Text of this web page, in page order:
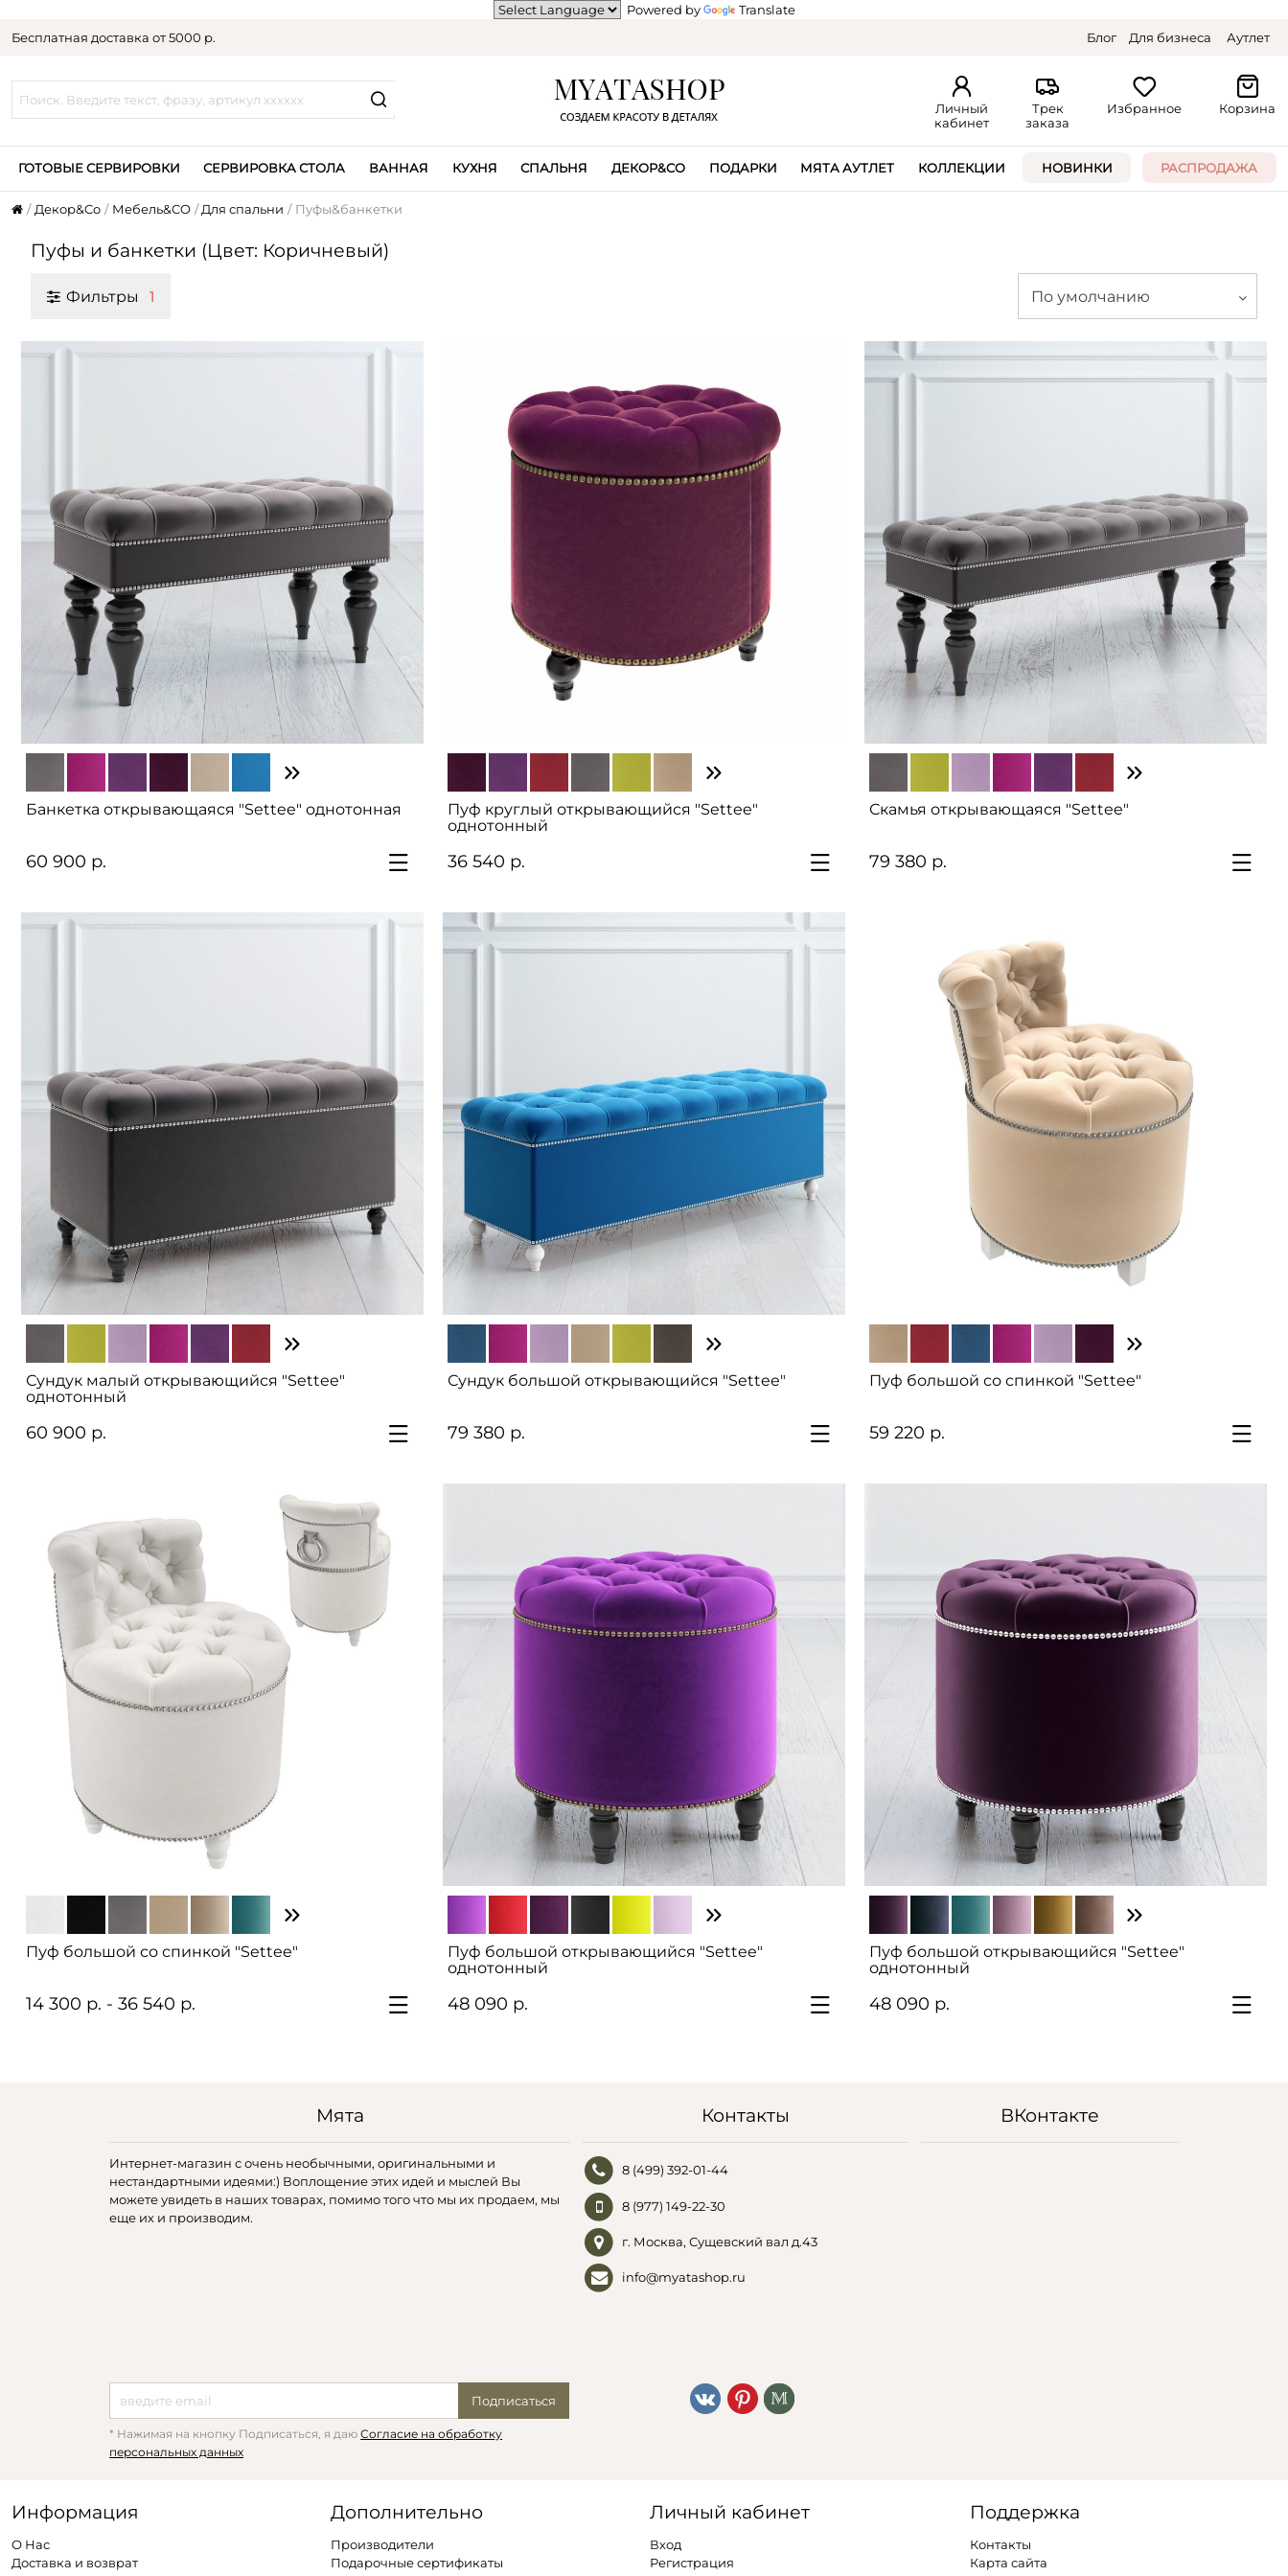
Powered by
Translate
Бесплатная доставка от 5000 р.
Блог Для бизнеса Аутлет
Личный
кабинет
Трек
заказа
Избранное Корзина
ГОТОВЫЕ СЕРВИРОВКИ СЕРВИРОВКА СТОЛА ВАННАЯ КУХНЯ СПАЛЬНЯ ДЕКОР&CO ПОДАРКИ МЯТА АУТЛЕТ КОЛЛЕКЦИИ НОВИНКИ РАСПРОДАЖА
Декор&Co Мебель&CO Для спальни Пуфы&банкетки
Пуфы и банкетки (Цвет: Коричневый)
Фильтры 1 По умолчанию
Банкетка открывающаяся "Settee" однотонная
60 900 р.
Пуф круглый открывающийся "Settee"
однотонный
36 540 р.
Скамья открывающаяся "Settee"
79 380 р.
Сундук малый открывающийся "Settee"
однотонный
60 900 р.
Сундук большой открывающийся "Settee"
79 380 р.
Пуф большой со спинкой "Settee"
59 220 р.
Пуф большой со спинкой "Settee"
14 300 р. - 36 540 р.
Пуф большой открывающийся "Settee"
однотонный
48 090 р.
Пуф большой открывающийся "Settee"
однотонный
48 090 р.
Мята
Интернет-магазин с очень необычными, оригинальными и
нестандартными идеями:) Воплощение этих идей и мыслей Вы
можете увидеть в наших товарах, помимо того что мы их продаем, мы
еще их и производим.
Подписаться
* Нажимая на кнопку Подписаться, я даюСогласие на обработку
персональных данных
Контакты
8 (499) 392-01-44
8 (977) 149-22-30
г. Москва, Сущевский вал д.43
info@myatashop.ru
ВКонтакте
Информация
О Нас
Доставка и возврат
Дополнительно
Производители
Подарочные сертификаты
Личный кабинет
Вход
Регистрация
Поддержка
Контакты
Карта сайта